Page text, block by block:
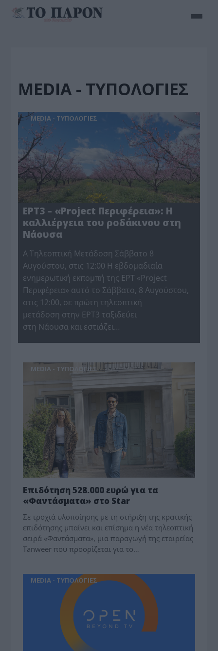
MEDIA - ΤΥΠΟΛΟΓΙΕΣ
MEDIA - ΤΥΠΟΛΟΓΙΕΣ
ΕΡΤ3 – «Project Περιφέρεια»: Η
καλλιέργεια του ροδάκινου στη
Νάουσα
Α΄ Τηλεοπτική Μετάδοση Σάββατο 8
Αυγούστου, στις 12:00 Η εβδομαδιαία
ενημερωτική εκπομπή της ΕΡΤ «Project
Περιφέρεια» αυτό το Σάββατο, 8 Αυγούστου,
στις 12:00, σε πρώτη τηλεοπτική
μετάδοση στην ΕΡΤ3 ταξιδεύει
στη Νάουσα και εστιάζει…
MEDIA - ΤΥΠΟΛΟΓΙΕΣ
Επιδότηση 528.000 ευρώ για τα
«Φαντάσματα» στο Star
Σε τροχιά υλοποίησης με τη στήριξη της κρατικής
επιδότησης μπαίνει και επίσημα η νέα τηλεοπτική
σειρά «Φαντάσματα», μια παραγωγή της εταιρείας
Tanweer που προορίζεται για το…
MEDIA - ΤΥΠΟΛΟΓΙΕΣ